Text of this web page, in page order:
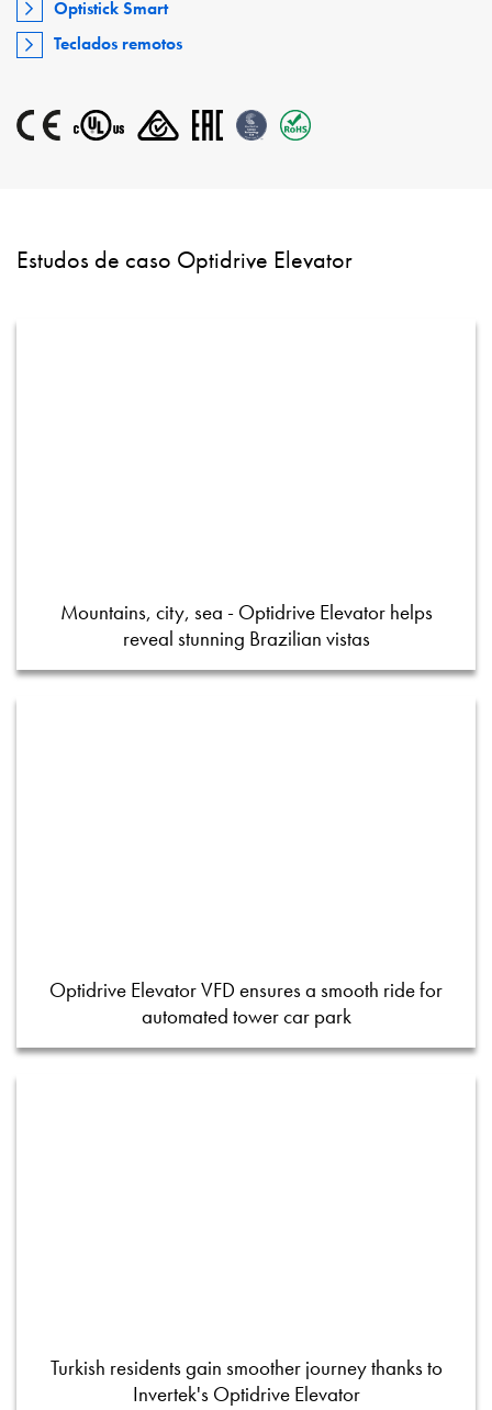
Optistick Smart
Teclados remotos
Estudos de caso Optidrive Elevator
Mountains, city, sea - Optidrive Elevator helps
reveal stunning Brazilian vistas
Optidrive Elevator VFD ensures a smooth ride for
automated tower car park
Turkish residents gain smoother journey thanks to
Invertek's Optidrive Elevator